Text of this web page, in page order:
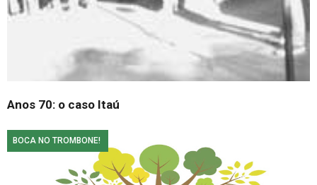
Anos 70: o caso Itaú
BOCA NO TROMBONE!